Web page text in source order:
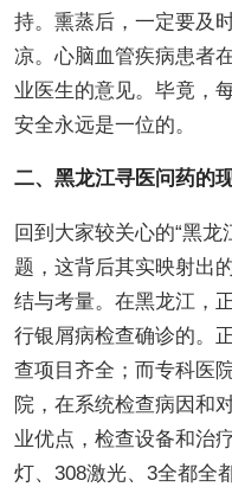
持。熏蒸后，一定要及
凉。心脑血管疾病患者
业医生的意见。毕竟，
安全永远是一位的。
二、黑龙江寻医问药的
回到大家较关心的“黑
题，这背后其实映射出
结与考量。在黑龙江，
行银屑病检查确诊的。
查项目齐全；而专科医
院，在系统检查病因和
业优点，检查设备和治
灯、308激光、3全都全